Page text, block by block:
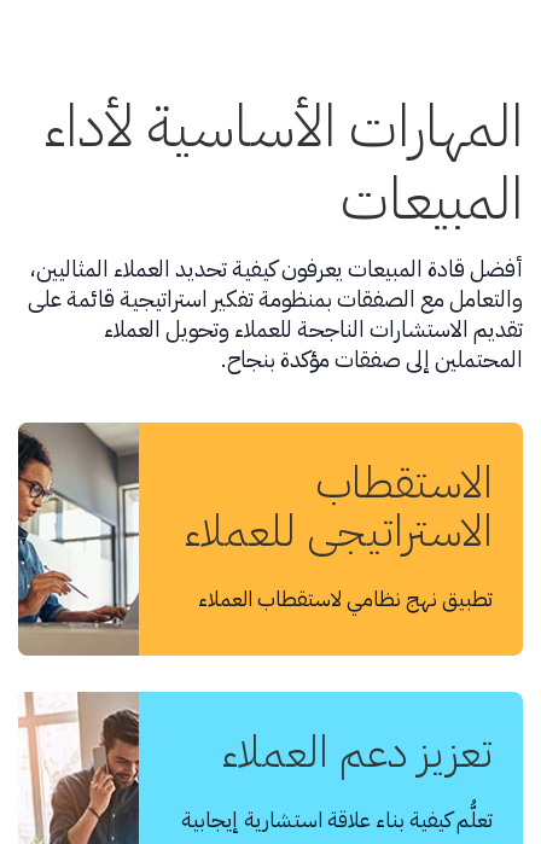
المهارات الأساسية لأداء
المبيعات
أفضل قادة المبيعات يعرفون كيفية تحديد العملاء المثاليين،
والتعامل مع الصفقات بمنظومة تفكير استراتيجية قائمة على
تقديم الاستشارات الناجحة للعملاء وتحويل العملاء
المحتملين إلى صفقات مؤكدة بنجاح.
الاستقطاب
الاستراتيجي للعملاء
تطبيق نهج نظامي لاستقطاب العملاء
تعزيز دعم العملاء
تعلُّم كيفية بناء علاقة استشارية إيجابية